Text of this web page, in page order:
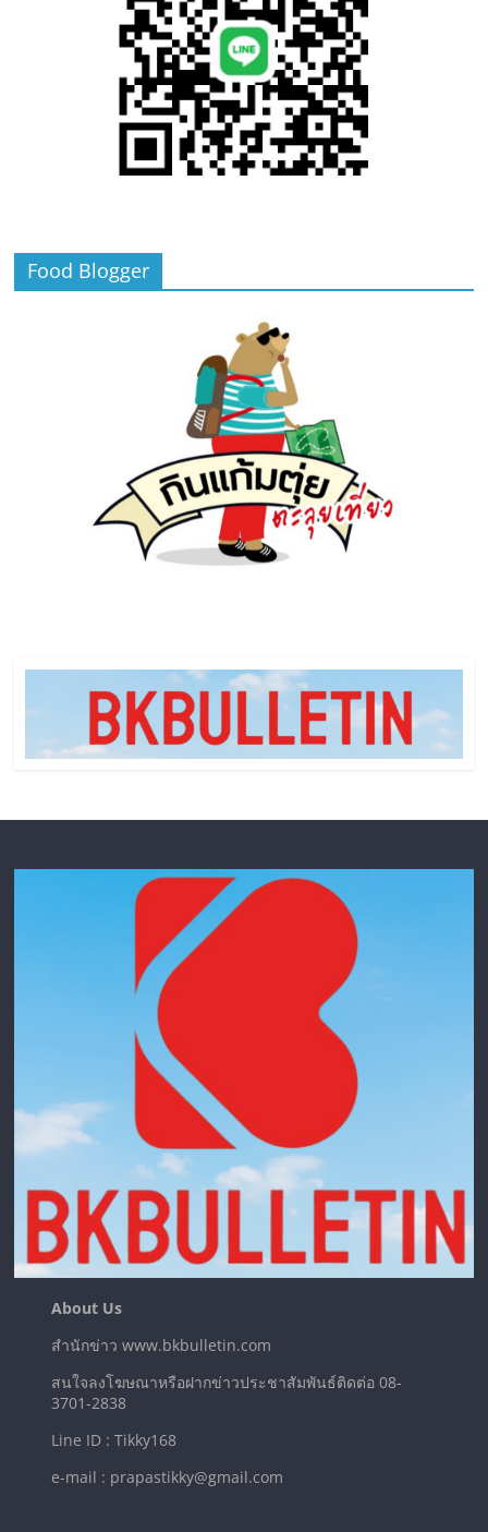
Food Blogger
About Us
สำนักข่าว www.bkbulletin.com
สนใจลงโฆษณาหรือฝากข่าวประชาสัมพันธ์ติดต่อ 08-
3701-2838
Line ID : Tikky168
e-mail : prapastikky@gmail.com